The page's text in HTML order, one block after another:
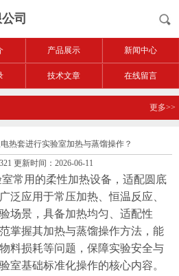
司
产品展示 新闻中心
技术文章 在线留言
更多>>
热套进行实验室加热与蒸馏操作？
更新时间：2026-06-11
室常用的柔性加热设备，适配圆底
泛应用于常压加热、恒温反应、
场景，具备加热均匀、适配性
掌握其加热与蒸馏操作方法，能
料损耗等问题，保障实验安全与
室基础标准化操作的核心内容。